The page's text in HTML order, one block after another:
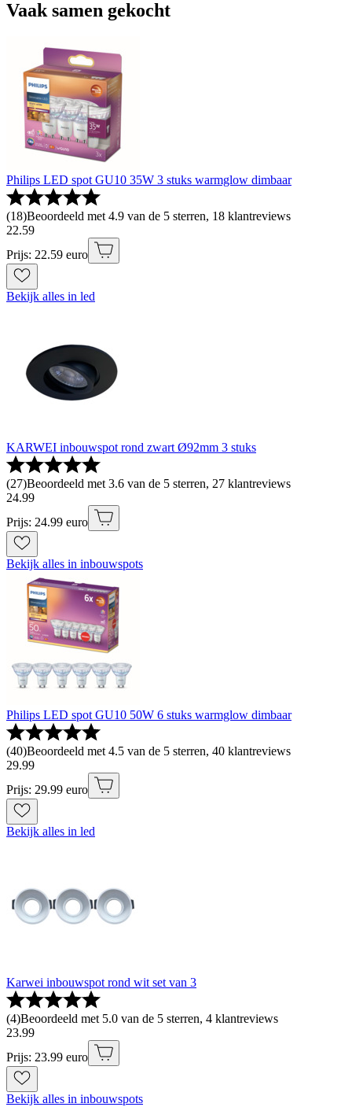
Vaak samen gekocht
Philips LED spot GU10 35W 3 stuks warmglow dimbaar
(18)Beoordeeld met 4.9 van de 5 sterren, 18 klantreviews
22.59
Prijs: 22.59 euro
Bekijk alles in led
KARWEI inbouwspot rond zwart Ø92mm 3 stuks
(27)Beoordeeld met 3.6 van de 5 sterren, 27 klantreviews
24.99
Prijs: 24.99 euro
Bekijk alles in inbouwspots
Philips LED spot GU10 50W 6 stuks warmglow dimbaar
(40)Beoordeeld met 4.5 van de 5 sterren, 40 klantreviews
29.99
Prijs: 29.99 euro
Bekijk alles in led
Karwei inbouwspot rond wit set van 3
(4)Beoordeeld met 5.0 van de 5 sterren, 4 klantreviews
23.99
Prijs: 23.99 euro
Bekijk alles in inbouwspots